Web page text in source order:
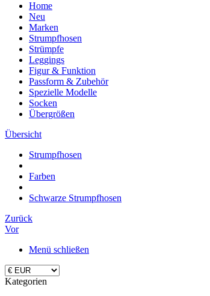
Home
Neu
Marken
Strumpfhosen
Strümpfe
Leggings
Figur & Funktion
Passform & Zubehör
Spezielle Modelle
Socken
Übergrößen
Übersicht
Strumpfhosen
Farben
Schwarze Strumpfhosen
Zurück
Vor
Menü schließen
Kategorien